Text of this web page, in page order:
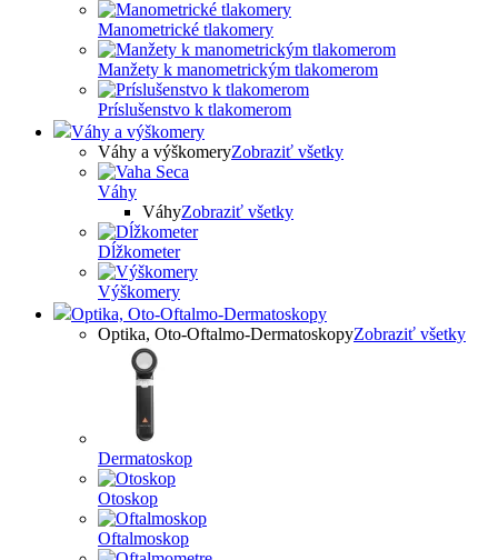
Manometrické tlakomery
Manžety k manometrickým tlakomerom
Príslušenstvo k tlakomerom
Váhy a výškomery
Váhy a výškomeryZobraziť všetky
Váhy
VáhyZobraziť všetky
Dĺžkometer
Výškomery
Optika, Oto-Oftalmo-Dermatoskopy
Optika, Oto-Oftalmo-DermatoskopyZobraziť všetky
Dermatoskop
Otoskop
Oftalmoskop